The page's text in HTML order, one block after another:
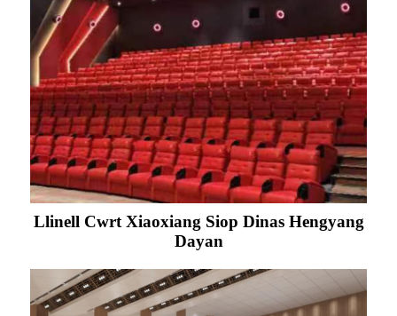
Llinell Cwrt Xiaoxiang Siop Dinas Hengyang
Dayan